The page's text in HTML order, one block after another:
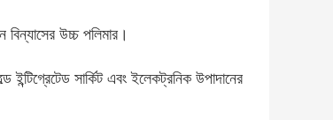
বিন্যাসের উচ্চ পলিমার।
ইন্টিগ্রেটেড সার্কিট এবং ইলেকট্রনিক উপাদানের